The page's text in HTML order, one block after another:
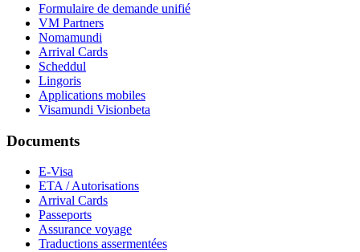
Formulaire de demande unifié
VM Partners
Nomamundi
Arrival Cards
Scheddul
Lingoris
Applications mobiles
Visamundi Visionbeta
Documents
E-Visa
ETA / Autorisations
Arrival Cards
Passeports
Assurance voyage
Traductions assermentées